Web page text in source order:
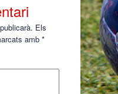
Els
amb *